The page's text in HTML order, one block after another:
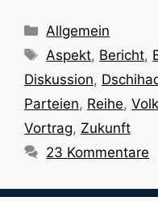
Kategorien
Allgemein
Schlagwörter
Aspekt, Bericht,
Diskussion,
Parteien, Reihe, Volk
Vortrag, Zukunft
23 Kommentare